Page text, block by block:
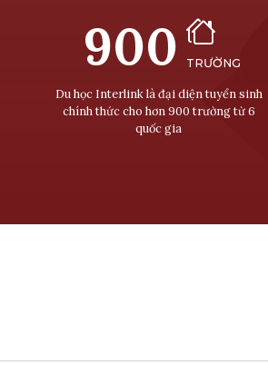
900 TRƯỜNG
Du học Interlink là đại diện tuyển sinh
chính thức cho hơn 900 trường từ 6
quốc gia